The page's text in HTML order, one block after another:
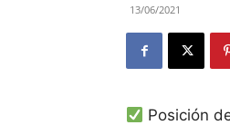
13/06/2021
Posición